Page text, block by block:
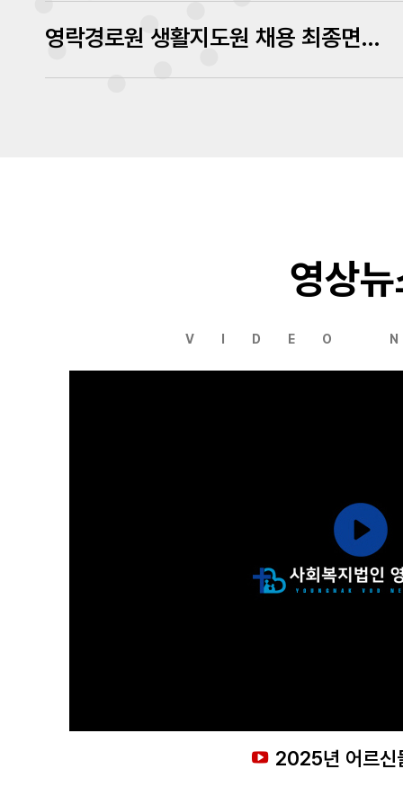
영락경로원 생활지도원 채용 최종면접 심사결과 발표
영상
VIDEO
2025년 어르신